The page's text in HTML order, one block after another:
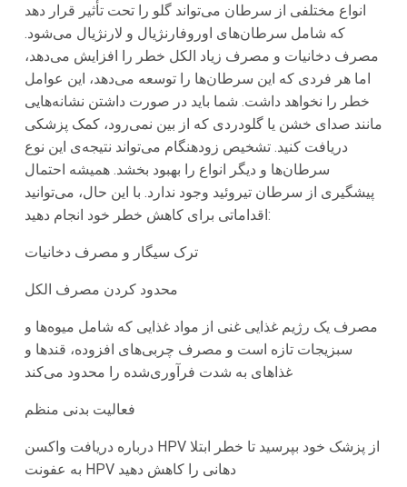
انواع مختلفی از سرطان می‌تواند گلو را تحت تأثیر قرار دهد
که شامل سرطان‌های اوروفارنژیال و لارنژیال می‌شود.
مصرف دخانیات و مصرف زیاد الکل خطر را افزایش می‌دهد،
اما هر فردی که این سرطان‌ها را توسعه می‌دهد، این عوامل
خطر را نخواهد داشت. شما باید در صورت داشتن نشانه‌هایی
مانند صدای خشن یا گلودردی که از بین نمی‌رود، کمک پزشکی
دریافت کنید. تشخیص زودهنگام می‌تواند نتیجه‌ی این نوع
سرطان‌ها و دیگر انواع را بهبود بخشد. همیشه احتمال
پیشگیری از سرطان تیروئید وجود ندارد. با این حال، می‌توانید
اقداماتی برای کاهش خطر خود انجام دهید:
ترک سیگار و مصرف دخانیات
محدود کردن مصرف الکل
مصرف یک رژیم غذایی غنی از مواد غذایی که شامل میوه‌ها و
سبزیجات تازه است و مصرف چربی‌های افزوده، قندها و
غذاهای به شدت فرآوری‌شده را محدود می‌کند
فعالیت بدنی منظم
درباره دریافت واکسن HPV از پزشک خود بپرسید تا خطر ابتلا
به عفونت HPV دهانی را کاهش دهید